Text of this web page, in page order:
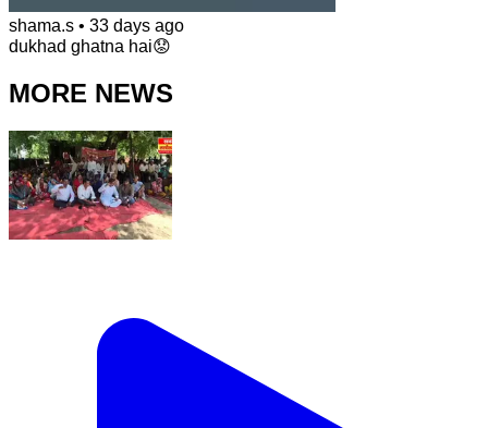
shama.s • 33 days ago
dukhad ghatna hai😟
MORE NEWS